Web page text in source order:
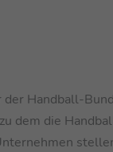
Handball-
dem die